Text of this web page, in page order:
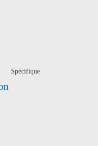
Spécifique